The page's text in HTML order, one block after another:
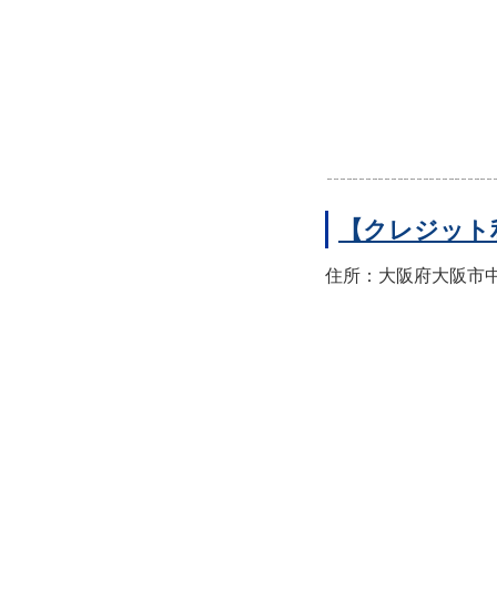
【クレジッ
住所：大阪府大阪市